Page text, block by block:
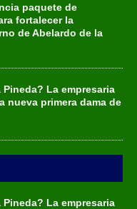
paquete de
fortalecer la
de Abelardo de la
La empresaria
nueva primera dama de
La empresaria